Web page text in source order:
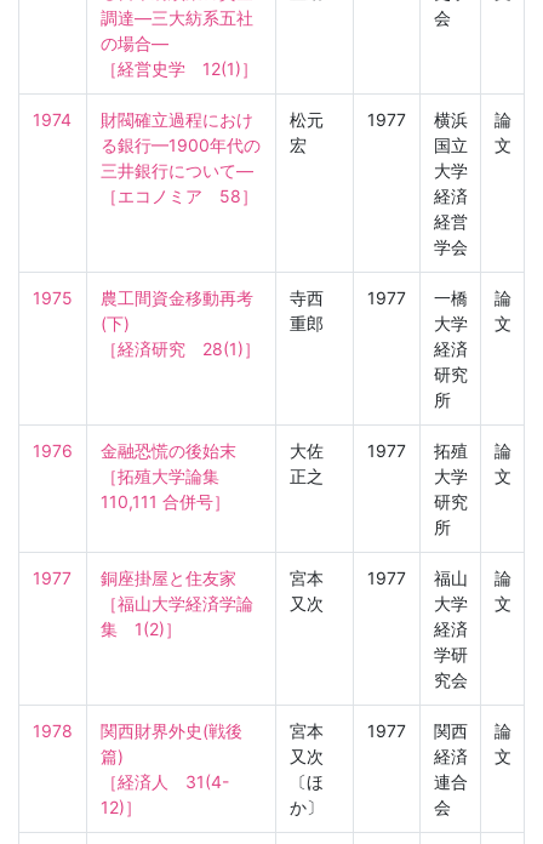
調達—三大紡系五社
の場合—
［経営史学　12(1)］
会
1974
財閥確立過程におけ
る銀行—1900年代の
三井銀行について—
［エコノミア　58］
松元
宏
1977
横浜
国立
大学
経済
経営
学会
論
文
1975
農工間資金移動再考
(下)
［経済研究　28(1)］
寺西
重郎
1977
一橋
大学
経済
研究
所
論
文
1976
金融恐慌の後始末
［拓殖大学論集
110,111 合併号］
大佐
正之
1977
拓殖
大学
研究
所
論
文
1977
銅座掛屋と住友家
［福山大学経済学論
集　1(2)］
宮本
又次
1977
福山
大学
経済
学研
究会
論
文
1978
関西財界外史(戦後
篇)
［経済人　31(4-
12)］
宮本
又次
〔ほ
か〕
1977
関西
経済
連合
会
論
文